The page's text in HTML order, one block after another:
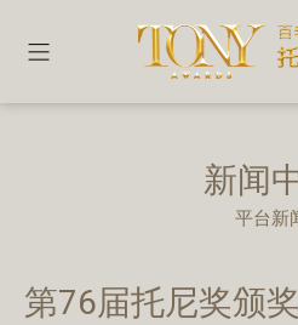
新闻
平台新
第76届托尼奖颁